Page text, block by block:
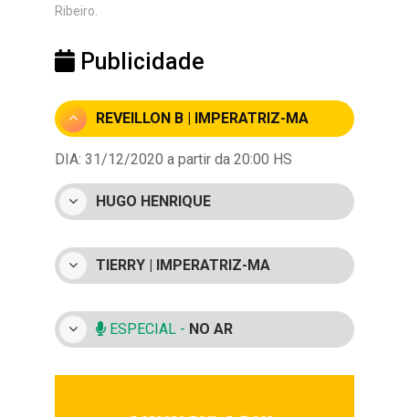
Ribeiro.
Publicidade
REVEILLON B | IMPERATRIZ-MA
DIA: 31/12/2020 a partir da 20:00 HS
HUGO HENRIQUE
TIERRY | IMPERATRIZ-MA
ESPECIAL - NO AR